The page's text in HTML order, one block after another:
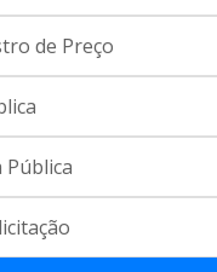
de Preço
Pública